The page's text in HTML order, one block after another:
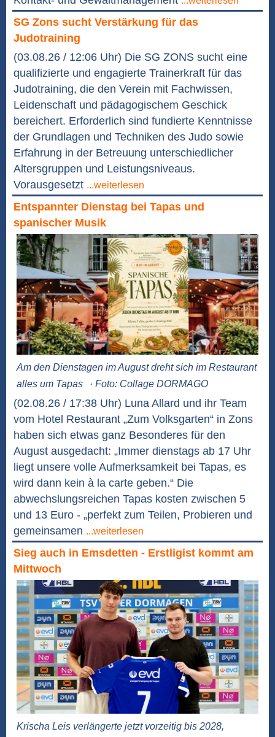
SG Zons sucht Verstärkung für das
Judotraining
(03.08.26 / 12:06 Uhr) Die SG ZONS sucht eine
qualifizierte und engagierte Trainerkraft für das
Judotraining, die den Verein mit Fachwissen,
Leidenschaft und pädagogischem Geschick
bereichert. Erforderlich sind fundierte Kenntnisse
der Grundlagen und Techniken des Judo sowie
Erfahrung in der Betreuung unterschiedlicher
Altersgruppen und Leistungsniveaus.
Vorausgesetzt ...weiterlesen
Entspannter Dienstag bei Tapas und
spanischer Musik
Am den Dienstagen im August dreht sich im Restaurant
alles um Tapas
· Foto: Collage DORMAGO
(02.08.26 / 17:38 Uhr) Luna Allard und ihr Team
vom Hotel Restaurant „Zum Volksgarten“ in Zons
haben sich etwas ganz Besonderes für den
August ausgedacht: „Immer dienstags ab 17 Uhr
liegt unsere volle Aufmerksamkeit bei Tapas, es
wird dann kein à la carte geben.“ Die
abwechslungsreichen Tapas kosten zwischen 5
und 13 Euro - „perfekt zum Teilen, Probieren und
gemeinsamen ...weiterlesen
Sieg auch in Emsdetten - Erstligist kommt am
Mittwoch
Krischa Leis verlängerte jetzt vorzeitig bis 2028,